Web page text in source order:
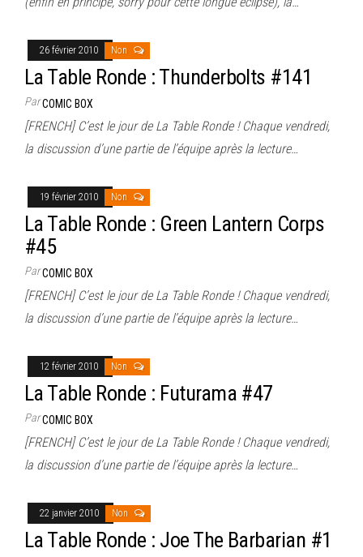
26 février 2010 Non
La Table Ronde : Thunderbolts #141
ParCOMIC BOX
[FRENCH] C’est le jour de La Table Ronde ! Chaque vendredi,
la discussion d’une partie de l’équipe après la lecture…
19 février 2010 Non
La Table Ronde : Green Lantern Corps
#45
ParCOMIC BOX
[FRENCH] C’est le jour de La Table Ronde ! Chaque vendredi,
la discussion d’une partie de l’équipe après la lecture…
12 février 2010 Non
La Table Ronde : Futurama #47
ParCOMIC BOX
[FRENCH] C’est le jour de La Table Ronde ! Chaque vendredi,
la discussion d’une partie de l’équipe après la lecture…
22 janvier 2010 Non
La Table Ronde : Joe The Barbarian #1